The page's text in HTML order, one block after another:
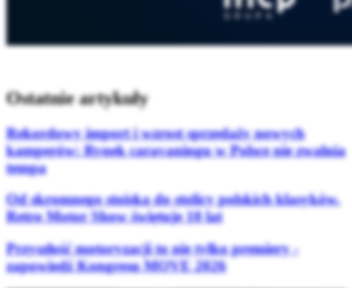
Ostatnie artykuły
Rekordowy import i wzrost sprzedaży nowych
kamperów: Rynek caravaningu w Polsce nie zwalnia
tempa
Od skromnego stoiska do stolicy polskich klasyków.
Retro Motor Show świętuje 10 lat
Przyszłość motoryzacji to nie tylko premiery -
zapowiedź Kongresu MOVE 2026